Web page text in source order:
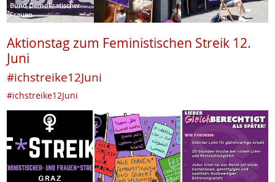
Bund Demokratischer
Frauen
Aktionstag zum Feministischen Streik 12.
Juni
#ichstreike12Juni
#ichstreike12Juni